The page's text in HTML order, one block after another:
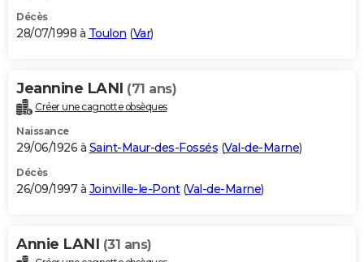
Décès
28/07/1998 à Toulon (Var)
Jeannine LANI (71 ans)
Créer une cagnotte obsèques
Naissance
29/06/1926 à Saint-Maur-des-Fossés (Val-de-Marne)
Décès
26/09/1997 à Joinville-le-Pont(Val-de-Marne)
Annie LANI (31 ans)